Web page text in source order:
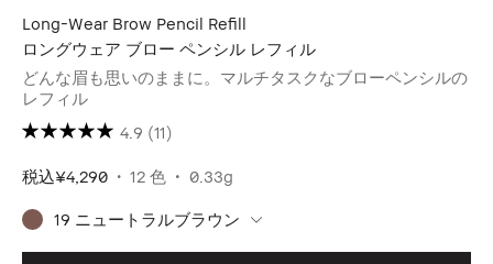
Long-Wear Brow Pencil Refill
ロングウェア ブロー ペンシル レフィル
どんな眉も思いのままに。マルチタスクなブローペンシルの
レフィル
4.9 (11)
税込¥4,290 12 色 0.33g
19 ニュートラルブラウン